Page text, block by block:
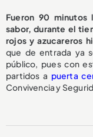
Fueron 90
sabor, durante el
rojos y azucareros
que de entrada ya
público, pues con
partidos a puerta
Convivencia y